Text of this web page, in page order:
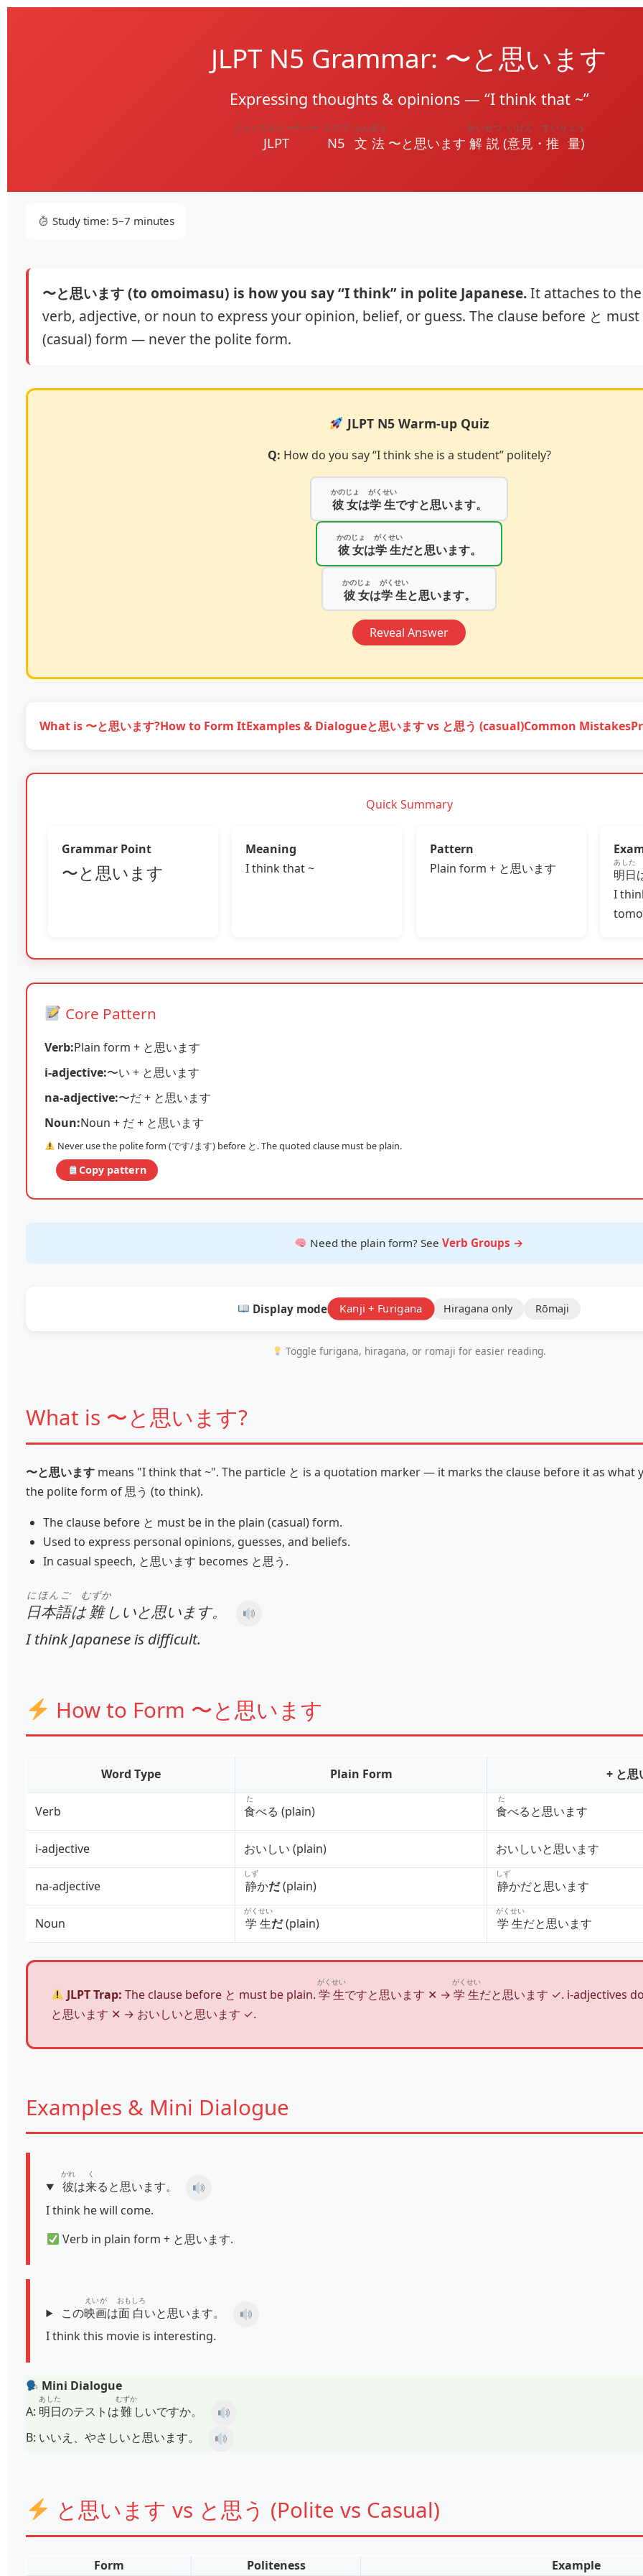
JLPT N5 Grammar: 〜と思います
Expressing thoughts & opinions — “I think that ~”
JLPT
ジェイエルピーティー
N5
エヌゴ
文法
ぶんぽう
〜と思います 解説
かいせつ
(意見
いけん
・ 推量
すいりょう
)
Study time: 5–7 minutes
〜と思います (to omoimasu) is how you say “I think” in polite Japanese.It attaches to
verb, adjective, or noun to express your opinion, belief, or guess. The clause before と
(casual) form — never the polite form.
JLPT N5 Warm-up Quiz
Q: How do you say “I think she is a student” politely?
彼女
かのじょ
は学生
がくせい
ですと思います。
彼女
かのじょ
は学生
がくせい
だと思います。
彼女
かのじょ
は学生
がくせい
と思います。
Reveal Answer
What is 〜と思います?How to Form ItExamples & Dialogueと思います vs と思う (casual)Common Mistakes
Quick Summary
Grammar Point
〜と思います
Meaning
I think that ~
Pattern
Plain form + と思います
明日
あした
I
Core Pattern
Verb:Plain form + と思います
i‑adjective:〜い + と思います
na‑adjective:〜だ + と思います
Noun:Noun + だ + と思います
Never use the polite form (です/ます) before と. The quoted clause must be plain.
Copy pattern
Need the plain form? See Verb Groups →
Display mode: Kanji + Furigana Hiragana only Rōmaji
Toggle furigana, hiragana, or romaji for easier reading.
What is 〜と思います?
〜と思います means "I think that ~". The particle と is a quotation marker — it marks the clause before it as what
the polite form of 思う (to think).
The clause before と must be in the plain (casual) form.
Used to express personal opinions, guesses, and beliefs.
In casual speech, と思います becomes と思う.
日本語
にほんご
は難
むずか
しいと思います。
I think Japanese is difficult.
How to Form 〜と思います
Word Type Plain Form + と思
Verb 食
た
べる (plain) 食
た
べると思います
i‑adjective おいしい (plain) おいしいと思います
na‑adjective 静
しず
かだ(plain) 静
しず
かだと思います
Noun 学生
がくせい
だ(plain) 学生
がくせい
だと思います
JLPT Trap: The clause before と must be plain.学生
がくせい
ですと思います ✕ →学生
がくせい
だと思います ✓. i‑adjectives
と思います ✕ → おいしいと思います ✓.
Examples & Mini Dialogue
彼
かれ
は来
く
ると思います。
I think he will come.
Verb in plain form + と思います.
この映画
えいが
は面白
おもしろ
いと思います。
I think this movie is interesting.
Mini Dialogue
A: 明日
あした
のテストは難
むずか
しいですか。
B: いいえ、やさしいと思います。
と思います vs と思う (Polite vs Casual)
Form Politeness Example